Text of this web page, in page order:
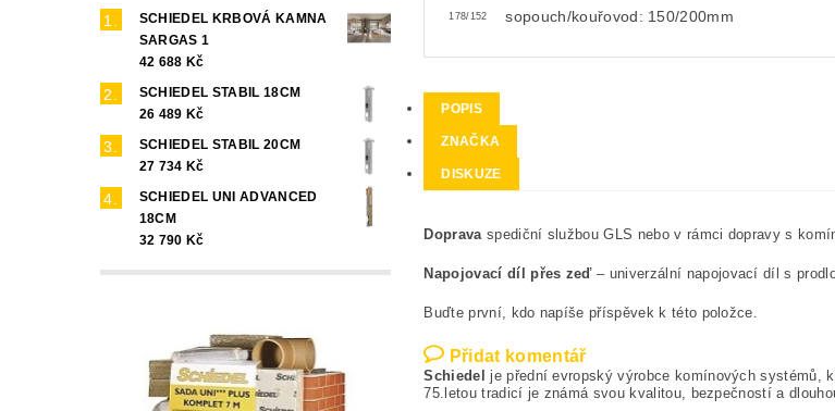
SCHIEDEL KRBOVÁ KAMNA
SARGAS 1
42 688 Kč
SCHIEDEL STABIL 18CM
26 489 Kč
SCHIEDEL STABIL 20CM
27 734 Kč
SCHIEDEL UNI ADVANCED
18CM
32 790 Kč
178/152 sopouch/kouřovod: 150/200mm
POPIS
ZNAČKA
DISKUZE
Doprava spediční službou GLS nebo v rámci dopravy s
Napojovací díl přes zeď– univerzální napojovací díl s
Buďte první, kdo napíše příspěvek k této položce.
Přidat komentář
Schiedel je přední evropský výrobce komínových systémů,
75.letou tradicí je známá svou kvalitou, bezpečností a